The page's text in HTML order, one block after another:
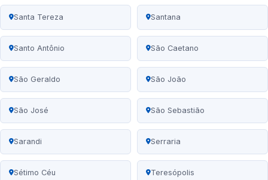
Santa Tereza Santana
Santo Antônio São Caetano
São Geraldo São João
São José São Sebastião
Sarandi Serraria
Sétimo Céu Teresópolis